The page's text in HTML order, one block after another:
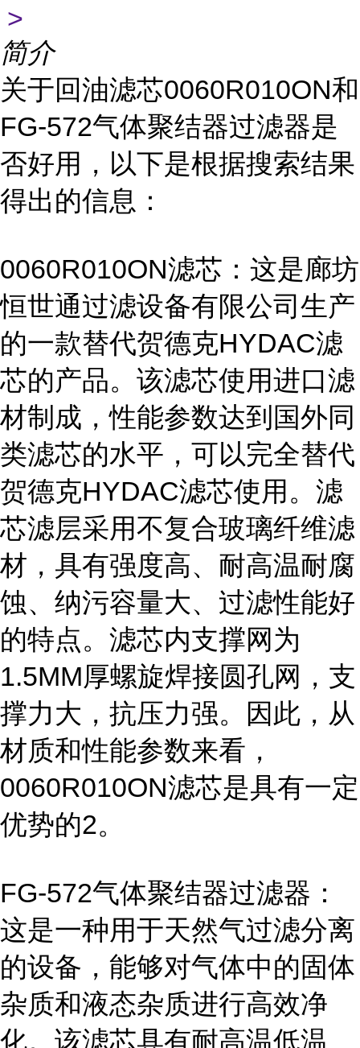
>
简介
关于回油滤芯0060R010ON和
FG-572气体聚结器过滤器是
否好用，以下是根据搜索结果
得出的信息：
0060R010ON滤芯：这是廊坊
恒世通过滤设备有限公司生产
的一款替代贺德克HYDAC滤
芯的产品。该滤芯使用进口滤
材制成，性能参数达到国外同
类滤芯的水平，可以完全替代
贺德克HYDAC滤芯使用。滤
芯滤层采用不复合玻璃纤维滤
材，具有强度高、耐高温耐腐
蚀、纳污容量大、过滤性能好
的特点。滤芯内支撑网为
1.5MM厚螺旋焊接圆孔网，支
撑力大，抗压力强。因此，从
材质和性能参数来看，
0060R010ON滤芯是具有一定
优势的2。
FG-572气体聚结器过滤器：
这是一种用于天然气过滤分离
的设备，能够对气体中的固体
杂质和液态杂质进行高效净
化。该滤芯具有耐高温低温、